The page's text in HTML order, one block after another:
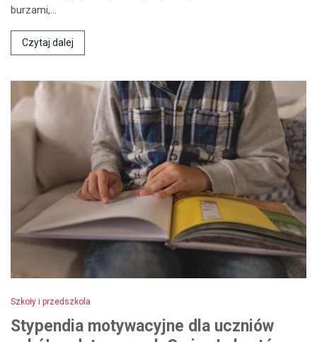
burzami,…
Czytaj dalej
Szkoły i przedszkola
Stypendia motywacyjne dla uczniów